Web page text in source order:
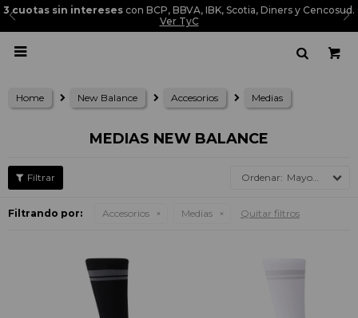
3 cuotas sin intereses con BCP, BBVA, IBK, Scotia, Diners y Cencosud.
Ver TyC

Home New Balance Accesorios Medias
MEDIAS NEW BALANCE
Mayor precio
Filtrando por: Accesorios Medias Quitar filtros